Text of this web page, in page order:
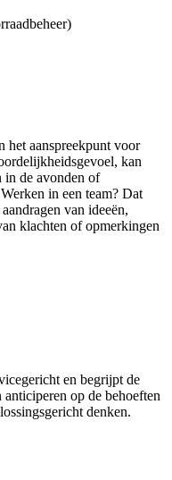
het aanspreekpunt voor
kan
in de avonden of
in een team? Dat
van ideeën,
klachten of opmerkingen
en begrijpt de
op de behoeften
denken.